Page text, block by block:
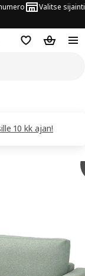
Valitse sijainti
Kirjaudu sisään
Suosikit
10 kk ajan!